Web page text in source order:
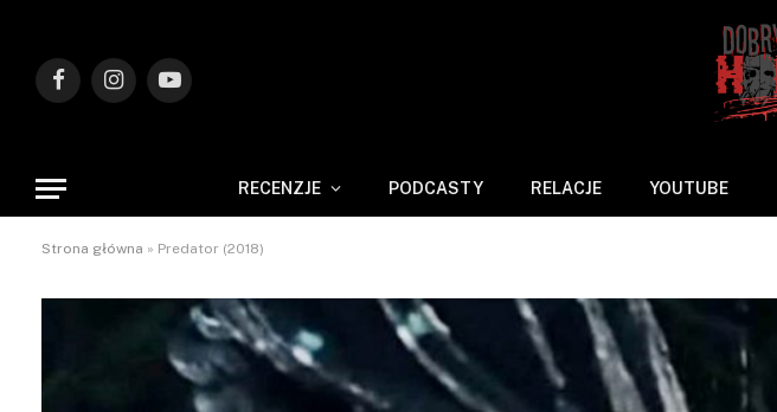
FacebookInstagramYouTube
RECENZJE PODCASTY RELACJE YOUTUBE
Strona główna » Predator (2018)